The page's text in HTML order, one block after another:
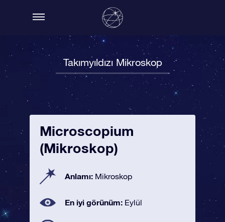
Takımyıldızı Mikroskop
Microscopium
(Mikroskop)
Anlamı: Mikroskop
En iyi görünüm: Eylül